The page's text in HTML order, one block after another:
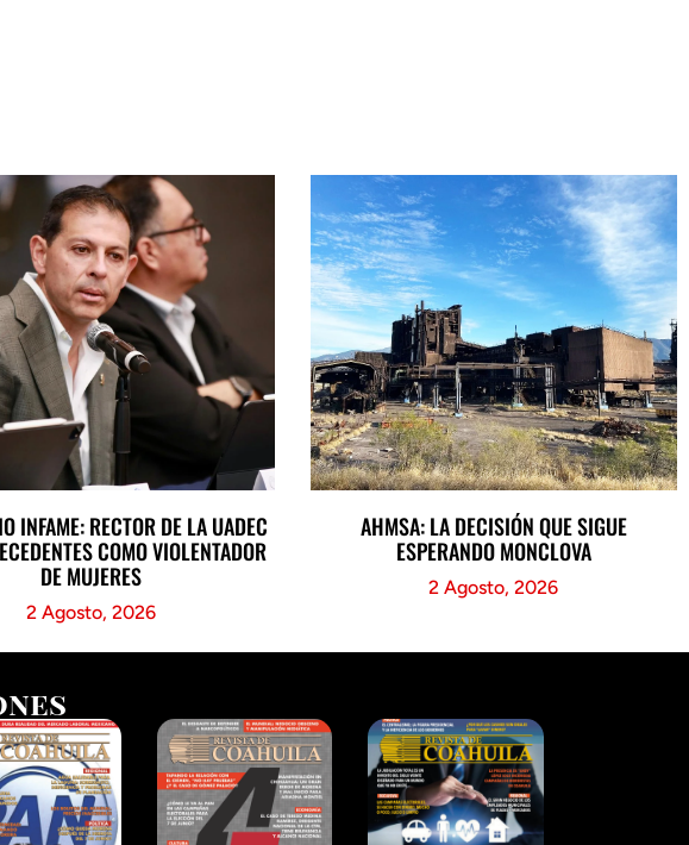
INFAME: RECTOR DE LA UADEC
COMO VIOLENTADOR
DE MUJERES
2 Agosto, 2026
AHMSA: LA DECISIÓN QUE SIGUE
ESPERANDO MONCLOVA
2 Agosto, 2026